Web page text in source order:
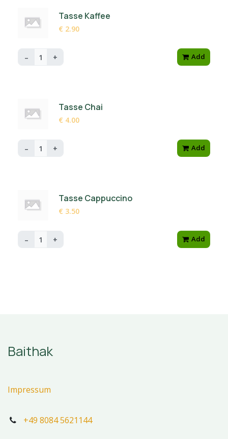
Tasse Kaffee
€ 2.90
– + Add
Tasse Chai
€ 4.00
– + Add
Tasse Cappuccino
€ 3.50
– + Add
Baithak
Impressum
+49 8084 5621144